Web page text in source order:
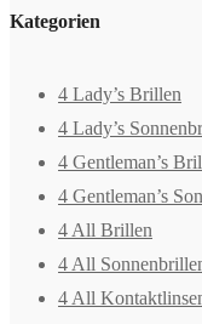
Kategorien
4 Lady’s Brillen
4 Lady’s
4 Gentleman’s
4 Gentleman’s
4 All Brillen
4 All
4 All